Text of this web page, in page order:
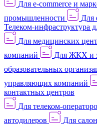
Для e-commerce и
промышленности
Для
Телеком-инфраструктура
Для медицинских
компаний
Для ЖКХ и
образовательных
управляющих компаний
контактных центров
Для телеком-
автодилеров
Для